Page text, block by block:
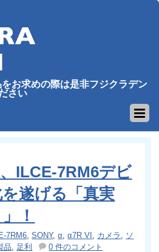
お求めの際は是非フジクラデン
さい
ILCE-7RM6デビ
遂げる「真実
！
7RM6 ,SONY,α ,α7R VI カメラ
ソ
品 足利 0 件のコメント